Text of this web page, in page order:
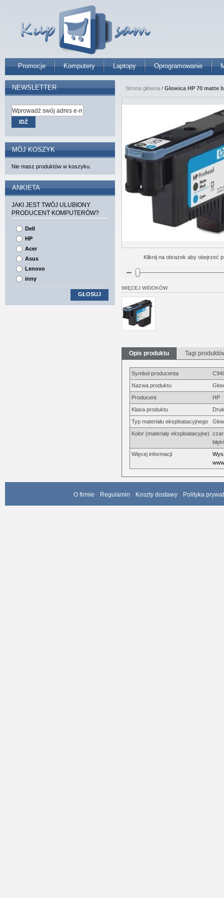
Promocje Komputery Laptopy Oprogramowanie
Strona główna / Głowica HP 70 matte
Kliknij na obrazek aby obejrzeć
WIĘCEJ WIDOKÓW
Opis produktu Tagi
Symbol producenta
Nazwa produktu
Producent
HP
Klasa produktu
Typ materiału eksploatacyjnego
Kolor (materiały eksploatacyjne)
Więcej informacji
NEWSLETTER
IDŹ
MÓJ KOSZYK
Nie masz produktów w koszyku.
ANKIETA
JAKI JEST TWÓJ ULUBIONY
PRODUCENT KOMPUTERÓW?
Dell
HP
Acer
Asus
Lenovo
inny
GŁOSUJ
O firmie Regulamin Koszty dostawy Polityka